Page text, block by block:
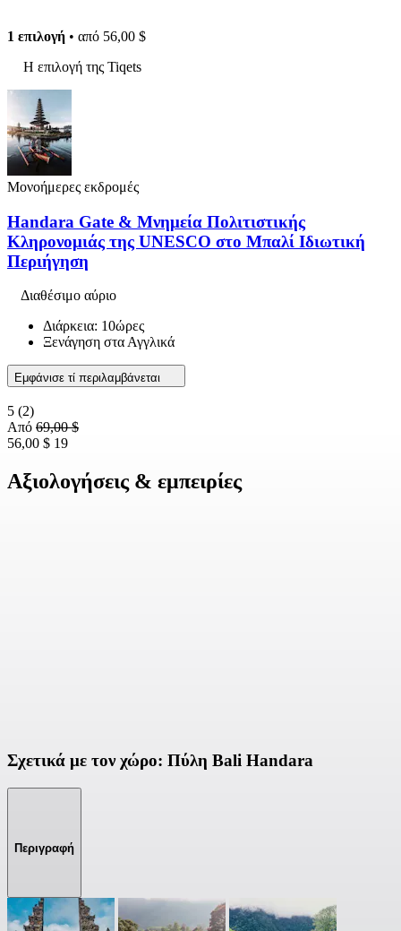
1 επιλογή • από 56,00 $
Η επιλογή της Tiqets
Μονοήμερες εκδρομές
Handara Gate & Μνημεία Πολιτιστικής
Κληρονομιάς της UNESCO στο Μπαλί Ιδιωτική
Περιήγηση
Διαθέσιμο αύριο
Διάρκεια: 10ώρες
Ξενάγηση στα Αγγλικά
Εμφάνισε τί περιλαμβάνεται
5 (2)
Από 69,00 $
56,00 $ 19
Αξιολογήσεις & εμπειρίες
Σχετικά με τον χώρο: Πύλη Bali Handara
Περιγραφή